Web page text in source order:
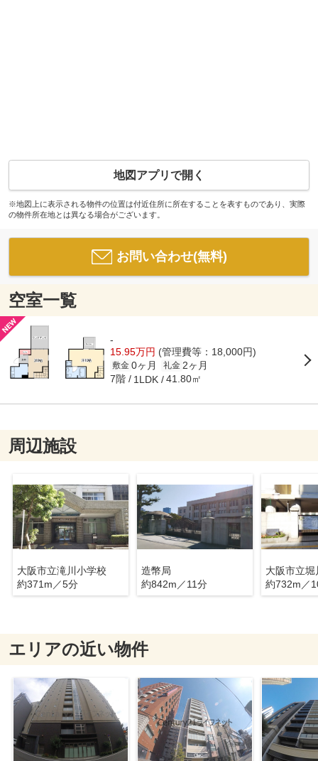
地図アプリで開く
※地図上に表示される物件の位置は付近住所に所在することを表すものであり、実際
の物件所在地とは異なる場合がございます。
お問い合わせ(無料)
空室一覧
-
15.95万円 (管理費等：18,000円)
敷金 0ヶ月 礼金 2ヶ月
7階 1LDK 41.80㎡
周辺施設
大阪市立滝川小学校
約371m／5分
造幣局
約842m／11分
大阪市立堀
約732m／
エリアの近い物件